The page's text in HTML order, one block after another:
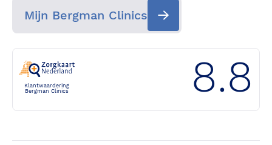
Mijn Bergman Clinics
Klantwaardering
Bergman Clinics
8.8